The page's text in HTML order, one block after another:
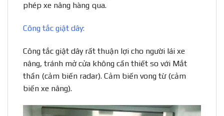
phép xe nâng hàng qua.
Công tắc giật dây:
Công tắc giật dây rất thuận lợi cho người lái xe
nâng, tránh mở cửa không cần thiết so với Mắt
thần (cảm biến radar). Cảm biến vong từ (cảm
biến xe nâng).